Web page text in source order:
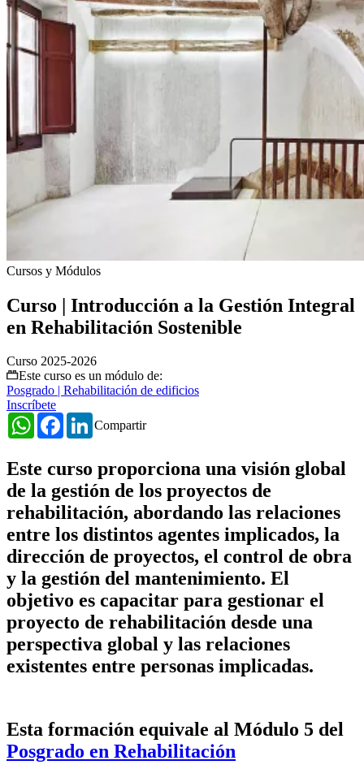
Cursos y Módulos
Curso | Introducción a la Gestión Integral
en Rehabilitación Sostenible
Curso 2025-2026
Este curso es un módulo de:
Posgrado | Rehabilitación de edificios
Inscríbete
Compartir
WhatsAppFacebookLinkedIn
Este curso proporciona una visión global
de la gestión de los proyectos de
rehabilitación, abordando las relaciones
entre los distintos agentes implicados, la
dirección de proyectos, el control de obra
y la gestión del mantenimiento. El
objetivo es capacitar para gestionar el
proyecto de rehabilitación desde una
perspectiva global y las relaciones
existentes entre personas implicadas.
Esta formación equivale al Módulo 5 del
Posgrado en Rehabilitación